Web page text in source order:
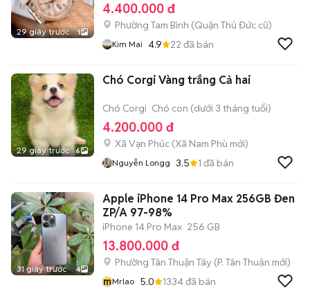
29 giây trước 1
4.400.000 đ
Phường Tam Bình (Quận Thủ Đức cũ)
Kim Mai 4.9 22 đã bán
29 giây trước 6
Chó Corgi Vàng trắng Cả hai
Chó Corgi Chó con (dưới 3 tháng tuổi)
4.200.000 đ
Xã Vạn Phúc (Xã Nam Phù mới)
Nguyễn Longg 3.5 1 đã bán
31 giây trước 4
Apple iPhone 14 Pro Max 256GB Đen
ZP/A 97-98%
iPhone 14 Pro Max 256 GB
13.800.000 đ
Phường Tân Thuận Tây (P. Tân Thuận mới)
mMrlao 5.0 1334đã bán